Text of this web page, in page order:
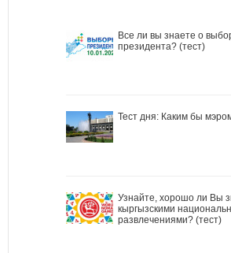
Все ли вы знаете о
президента? (тест)
Тест дня: Каким бы
Узнайте, хорошо ли Вы
кыргызскими
развлечениями? (тест)